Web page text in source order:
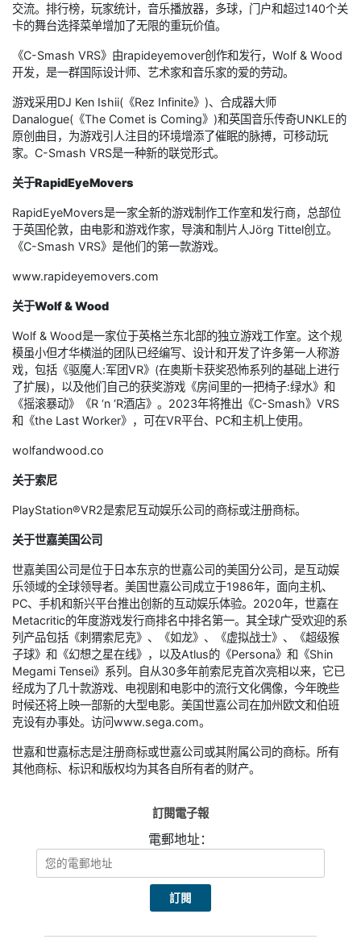
交流。排行榜，玩家统计，音乐播放器，多球，门户和超过140个关
卡的舞台选择菜单增加了无限的重玩价值。
《C-Smash VRS》由rapideyemover创作和发行，Wolf & Wood
开发，是一群国际设计师、艺术家和音乐家的爱的劳动。
游戏采用DJ Ken Ishii(《Rez Infinite》)、合成器大师
Danalogue(《The Comet is Coming》)和英国音乐传奇UNKLE的
原创曲目，为游戏引人注目的环境增添了催眠的脉搏，可移动玩
家。C-Smash VRS是一种新的联觉形式。
关于RapidEyeMovers
RapidEyeMovers是一家全新的游戏制作工作室和发行商，总部位
于英国伦敦，由电影和游戏作家，导演和制片人Jörg Tittel创立。
《C-Smash VRS》是他们的第一款游戏。
www.rapideyemovers.com
关于Wolf & Wood
Wolf & Wood是一家位于英格兰东北部的独立游戏工作室。这个规
模虽小但才华横溢的团队已经编写、设计和开发了许多第一人称游
戏，包括《驱魔人:军团VR》(在奥斯卡获奖恐怖系列的基础上进行
了扩展)，以及他们自己的获奖游戏《房间里的一把椅子:绿水》和
《摇滚暴动》《R ‘n ‘R酒店》。2023年将推出《C-Smash》VRS
和《the Last Worker》，可在VR平台、PC和主机上使用。
wolfandwood.co
关于索尼
PlayStation®VR2是索尼互动娱乐公司的商标或注册商标。
关于世嘉美国公司
世嘉美国公司是位于日本东京的世嘉公司的美国分公司，是互动娱
乐领域的全球领导者。美国世嘉公司成立于1986年，面向主机、
PC、手机和新兴平台推出创新的互动娱乐体验。2020年，世嘉在
Metacritic的年度游戏发行商排名中排名第一。其全球广受欢迎的系
列产品包括《刺猬索尼克》、《如龙》、《虚拟战士》、《超级猴
子球》和《幻想之星在线》，以及Atlus的《Persona》和《Shin
Megami Tensei》系列。自从30多年前索尼克首次亮相以来，它已
经成为了几十款游戏、电视剧和电影中的流行文化偶像，今年晚些
时候还将上映一部新的大型电影。美国世嘉公司在加州欧文和伯班
克设有办事处。访问www.sega.com。
世嘉和世嘉标志是注册商标或世嘉公司或其附属公司的商标。所有
其他商标、标识和版权均为其各自所有者的财产。
訂閱電子報
電郵地址：